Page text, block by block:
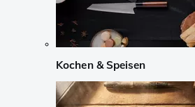
Kochen & Speisen